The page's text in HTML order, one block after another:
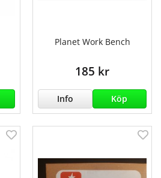
Planet Work Bench
185 kr
Info Köp